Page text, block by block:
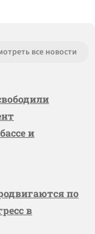
все новости
и
по
в